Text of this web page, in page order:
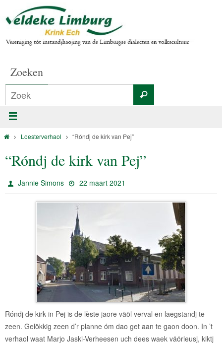
Zoeken
Loesterverhaol “Róndj de kirk van Pej”
“Róndj de kirk van Pej”
Jannie Simons 22 maart 2021
Róndj de kirk in Pej is de lèste jaore väöl verval en laegstandj te
zeen. Gelökkig zeen d’r planne óm dao get aan te gaon doon. In ’t
verhaol waat Marjo Jaski-Verheesen uch dees waek väörleusj, kiktj